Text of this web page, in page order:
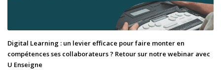
Digital Learning : un levier efficace pour faire monter en
compétences ses collaborateurs ? Retour sur notre webinar avec
U Enseigne